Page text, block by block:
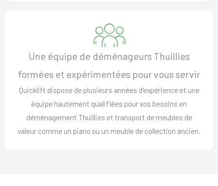
Une équipe de déménageurs Thuillies
formées et expérimentées pour vous servir
Quicklift dispose de plusieurs années d'expérience et une
équipe hautement qualifiées pour vos besoins en
déménagement Thuillies et transport de meubles de
valeur comme un piano ou un meuble de collection ancien.